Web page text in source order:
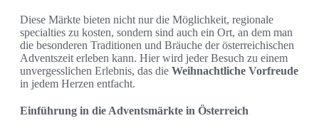
Diese Märkte bieten nicht nur die Möglichkeit, regionale
specialties zu kosten, sondern sind auch ein Ort, an dem man
die besonderen Traditionen und Bräuche der österreichischen
Adventszeit erleben kann. Hier wird jeder Besuch zu einem
unvergesslichen Erlebnis, das die Weihnachtliche Vorfreude
in jedem Herzen entfacht.
Einführung in die Adventsmärkte in Österreich